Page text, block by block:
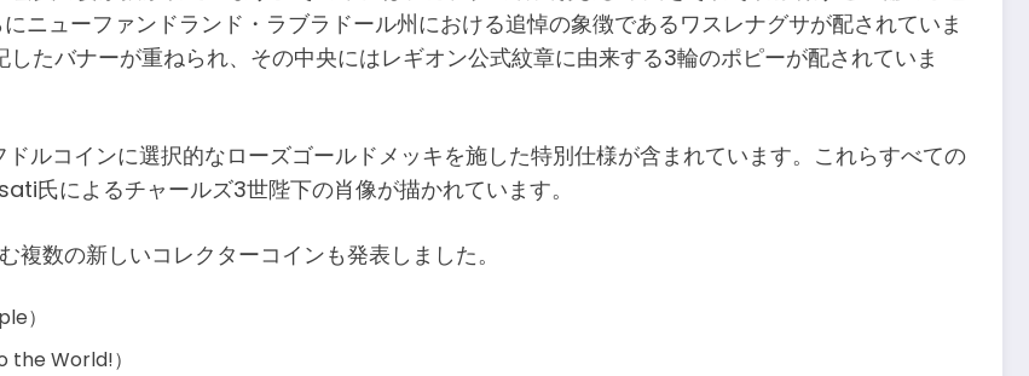
ニューファンドランド・ラブラドール州における追悼の象徴であるワスレナグサが配されていま
たバナーが重ねられ、その中央にはレギオン公式紋章に由来する3輪のポピーが配されていま
ルコインに選択的なローズゴールドメッキを施した特別仕様が含まれています。これらすべての
氏によるチャールズ3世陛下の肖像が描かれています。
数の新しいコレクターコインも発表しました。
）
the World!）